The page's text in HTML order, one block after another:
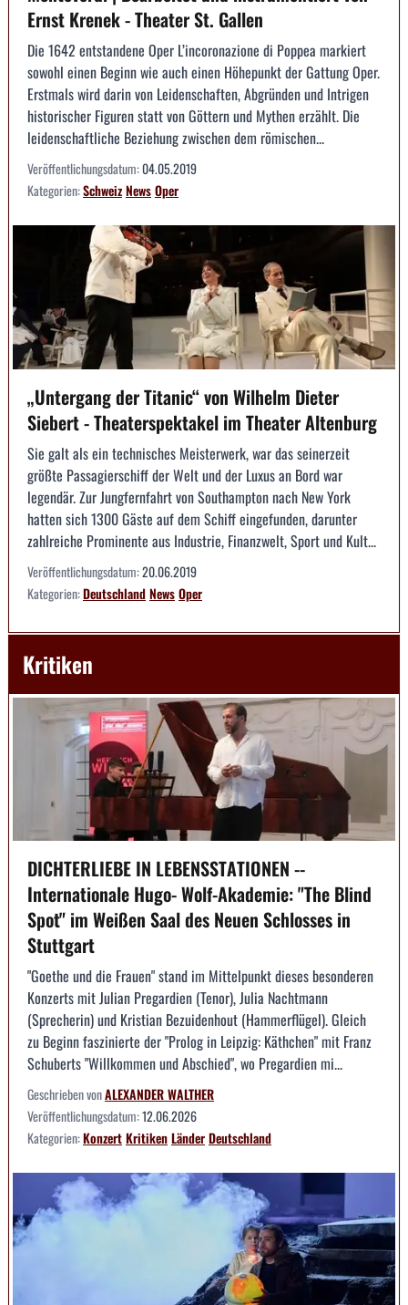
Ernst Krenek - Theater St. Gallen
Die 1642 entstandene Oper L’incoronazione di Poppea markiert
sowohl einen Beginn wie auch einen Höhepunkt der Gattung Oper.
Erstmals wird darin von Leidenschaften, Abgründen und Intrigen
historischer Figuren statt von Göttern und Mythen erzählt. Die
leidenschaftliche Beziehung zwischen dem römischen...
Veröffentlichungsdatum:04.05.2019
Kategorien:SchweizNewsOper
„Untergang der Titanic“ von Wilhelm Dieter
Siebert - Theaterspektakel im Theater Altenburg
Sie galt als ein technisches Meisterwerk, war das seinerzeit
größte Passagierschiff der Welt und der Luxus an Bord war
legendär. Zur Jungfernfahrt von Southampton nach New York
hatten sich 1300 Gäste auf dem Schiff eingefunden, darunter
zahlreiche Prominente aus Industrie, Finanzwelt, Sport und Kult...
Veröffentlichungsdatum:20.06.2019
Kategorien:DeutschlandNewsOper
Kritiken
DICHTERLIEBE IN LEBENSSTATIONEN --
Internationale Hugo- Wolf-Akademie: "The Blind
Spot" im Weißen Saal des Neuen Schlosses in
Stuttgart
"Goethe und die Frauen" stand im Mittelpunkt dieses besonderen
Konzerts mit Julian Pregardien (Tenor), Julia Nachtmann
(Sprecherin) und Kristian Bezuidenhout (Hammerflügel). Gleich
zu Beginn faszinierte der "Prolog in Leipzig: Käthchen" mit Franz
Schuberts "Willkommen und Abschied", wo Pregardien mi...
Geschrieben vonALEXANDER WALTHER
Veröffentlichungsdatum:12.06.2026
Kategorien:KonzertKritikenLänderDeutschland